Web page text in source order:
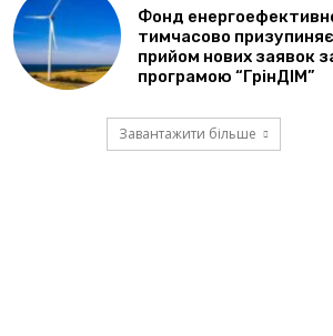
Фонд
тимчасово призупиняє
прийом нових заявок
програмою “ГрінДІМ”
Завантажити більше